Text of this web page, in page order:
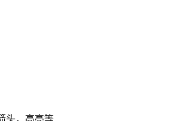
头，高亮等